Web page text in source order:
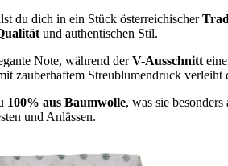
du dich in ein Stück österreichischer
und authentischen Stil.
Note, während derV-Ausschnitt
zauberhaftem Streublumendruck
100% aus Baumwolle, was sie
und Anlässen.